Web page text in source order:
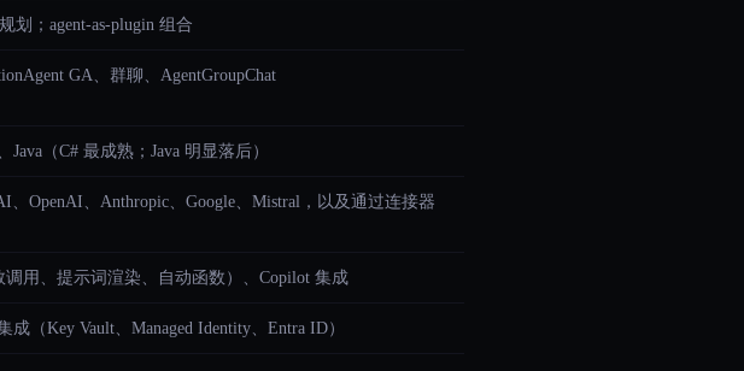
划；agent-as-plugin 组合
GA、群聊、AgentGroupChat
Java（C# 最成熟；Java 明显落后）
、OpenAI、Anthropic、Google、Mistral，以及通过连接器
调用、提示词渲染、自动函数）、Copilot 集成
成（Key Vault、Managed Identity、Entra ID）